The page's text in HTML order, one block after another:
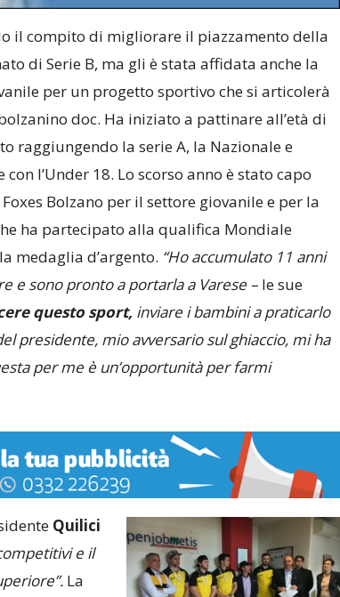
il compito di migliorare il piazzamento della
di Serie B, ma gli è stata affidata anche la
per un progetto sportivo che si articolerà
doc. Ha iniziato a pattinare all’età di
raggiungendo la serie A, la Nazionale e
l’Under 18. Lo scorso anno è stato capo
Bolzano per il settore giovanile e per la
ha partecipato alla qualifica Mondiale
medaglia d’argento. “Ho accumulato 11 anni
e sono pronto a portarla a Varese – le sue
questo sport,inviare i bambini a praticarlo
presidente, mio avversario sul ghiaccio, mi ha
per me è un’opportunità per farmi
Quilici
e il
La